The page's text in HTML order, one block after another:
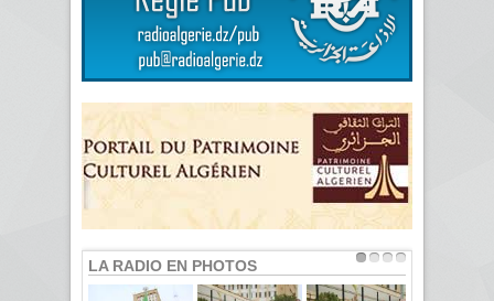
LA RADIO EN PHOTOS